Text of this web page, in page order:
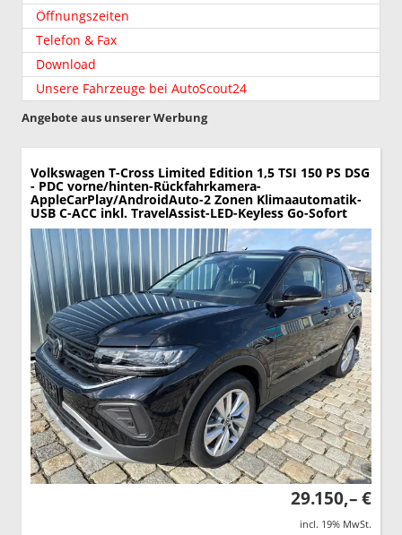
Öffnungszeiten
Telefon & Fax
Download
Unsere Fahrzeuge bei AutoScout24
Angebote aus unserer Werbung
Volkswagen T-Cross Limited Edition 1,5 TSI 150 PS DSG
- PDC vorne/hinten-Rückfahrkamera-
AppleCarPlay/AndroidAuto-2 Zonen Klimaautomatik-
USB C-ACC inkl. TravelAssist-LED-Keyless Go-Sofort
29.150,– €
incl. 19% MwSt.